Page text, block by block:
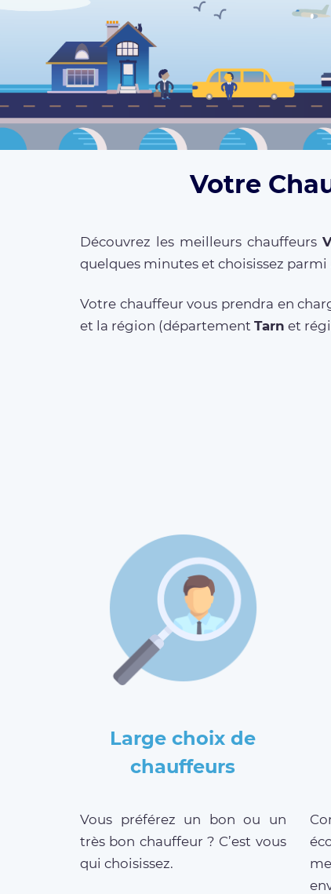
Votre
Découvrez les meilleurs chauffeurs
quelques minutes et choisissez
Votre chauffeur vous prendra en
et la région (département Tarn et
Large choix de
chauffeurs
Vous préférez un bon ou un
très bon chauffeur ? C’est vous
qui choisissez.